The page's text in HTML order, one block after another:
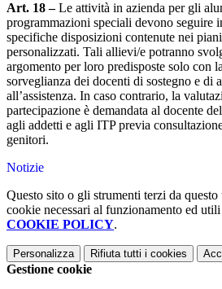
Art. 18 –Le attività in azienda per gli
programmazioni speciali devono seguire
specifiche disposizioni contenute nei
personalizzati. Tali allievi/e potranno
argomento per loro predisposte solo con
sorveglianza dei docenti di sostegno e di
all’assistenza. In caso contrario, la
partecipazione è demandata al docente
agli addetti e agli ITP previa
genitori.
Notizie
Questo sito o gli strumenti terzi da
cookie necessari al funzionamento ed
COOKIE POLICY.
Personalizza Rifiuta tutti i cookies
Gestione cookie